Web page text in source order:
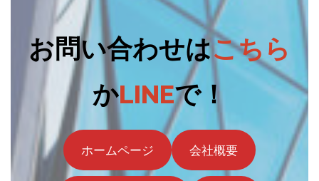
お問い合わせはこちら
かLINEで！
ホームページ 会社概要